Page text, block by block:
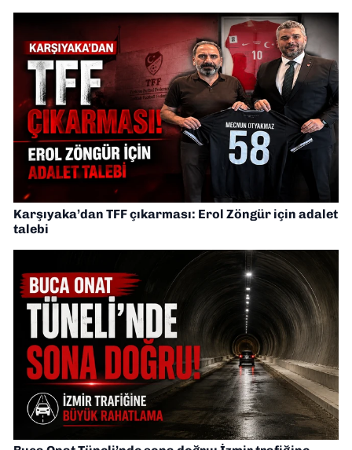
Karşıyaka’dan TFF çıkarması: Erol Zöngür için adalet
talebi